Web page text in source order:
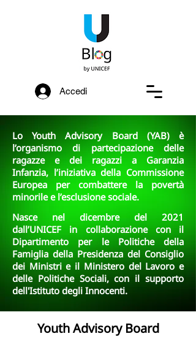
Accedi
Lo Youth Advisory Board (YAB) è
l’organismo di partecipazione delle
ragazze e dei ragazzi a Garanzia
Infanzia, l’iniziativa della Commissione
Europea per combattere la povertà
minorile e l’esclusione sociale.​​​
Nasce nel dicembre del 2021
dall’UNICEF in collaborazione con il
Dipartimento per le Politiche della
Famiglia della Presidenza del Consiglio
dei Ministri e il Ministero del Lavoro e
delle Politiche Sociali, con il supporto
dell'Istituto degli Innocenti.
Youth Advisory Board